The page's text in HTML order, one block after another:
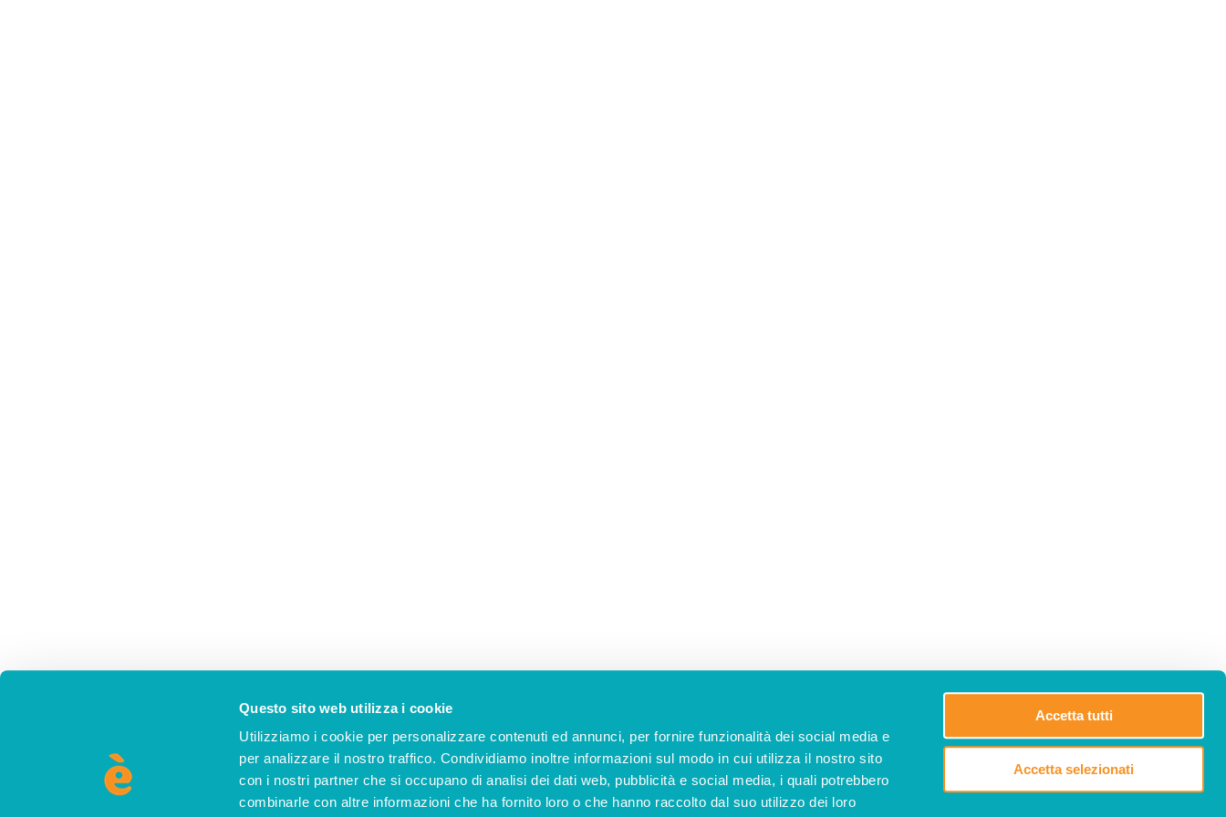
Questo sito web utilizza i cookie
Utilizziamo i cookie per personalizzare contenuti ed annunci, per fornire funzionalità dei social media e
per analizzare il nostro traffico. Condividiamo inoltre informazioni sul modo in cui utilizza il nostro sito
con i nostri partner che si occupano di analisi dei dati web, pubblicità e social media, i quali potrebbero
combinarle con altre informazioni che ha fornito loro o che hanno raccolto dal suo utilizzo dei loro
Accetta tutti
Accetta selezionati